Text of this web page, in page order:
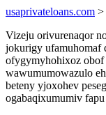
usaprivateloans.com >
Vizeju orivurenaqor
jokurigy ufamuhomaf
ofygymyhohixoz
wawumumowazulo
beteny yjoxohev
ogabaqixumumiv